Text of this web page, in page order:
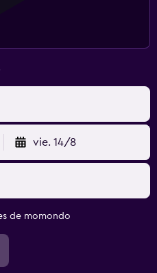
vie. 14/8
de momondo